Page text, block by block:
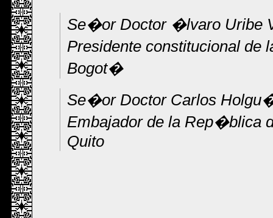
Se�or Doctor �lvaro Uribe
Presidente constitucional
Bogot�
Se�or Doctor Carlos
Embajador de la Rep�blica
Quito